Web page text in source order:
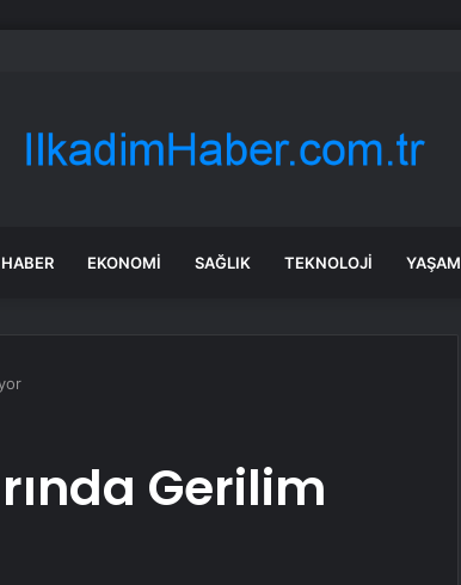
altına üç odalı ev inşa etti
HABER EKONOMI SAĞLIK TEKNOLOJI YAŞAM
Gerilim